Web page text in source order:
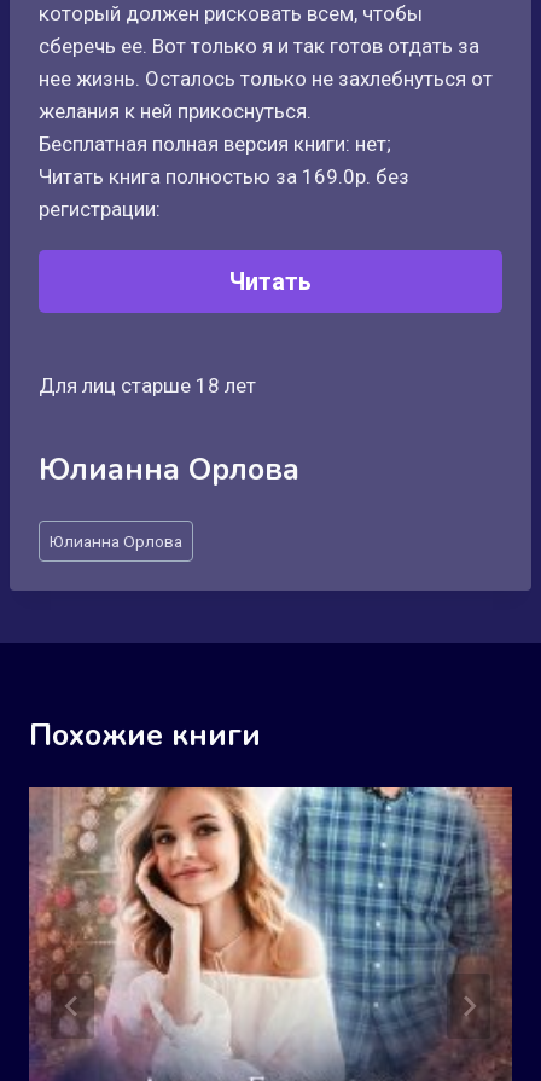
который должен рисковать всем, чтобы
сберечь ее. Вот только я и так готов отдать за
нее жизнь. Осталось только не захлебнуться от
желания к ней прикоснуться.
Бесплатная полная версия книги: нет;
Читать книга полностью за 169.0р. без
регистрации:
Читать
Для лиц старше 18 лет
Юлианна Орлова
Метки
записи:
Юлианна Орлова
Похожие книги